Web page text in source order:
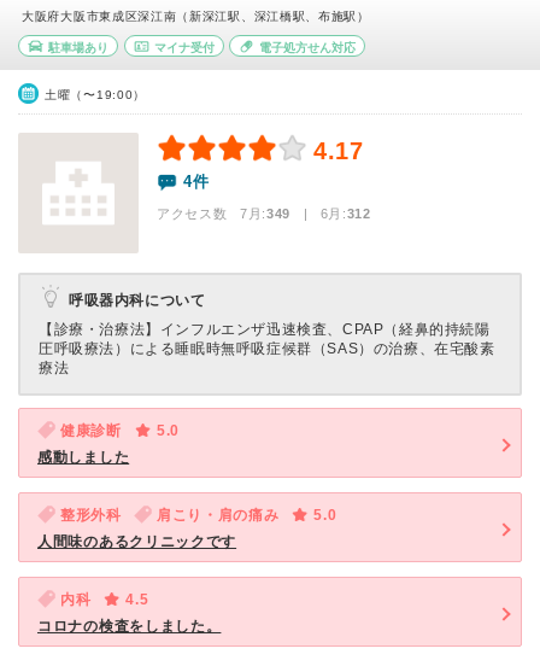
大阪府大阪市東成区深江南（新深江駅、深江橋駅、布施駅）
駐車場あり マイナ受付 電子処方せん対応
土曜（〜19:00）
4.17
4件
アクセス数 7月:349 | 6月:312
呼吸器内科について
【診療・治療法】 インフルエンザ迅速検査、CPAP（経鼻的持続陽
圧呼吸療法）による睡眠時無呼吸症候群（SAS）の治療、在宅酸素
療法
健康診断
5.0
感動しました
整形外科 肩こり・肩の痛み
5.0
人間味のあるクリニックです
内科
4.5
コロナの検査をしました。